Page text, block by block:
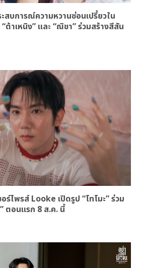
สบการณ์ความหวานซ่อนเปรี้ยวใน
ต้าเหนิง” และ “ณิชา” ร่วมสร้างสีสัน
ร์ไพรส์ Looke เปิดรูป “โทโมะ” ร่วม
ตอนแรก 8 ส.ค. นี้